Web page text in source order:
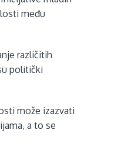
među
različitih
politički
može izazvati
a to se